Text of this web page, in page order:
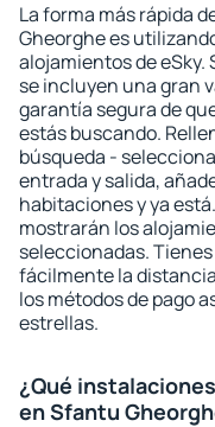
La forma más rápida
Gheorghe es
alojamientos de eSky.
se incluyen una gran
garantía segura de
estás buscando.
búsqueda -
entrada y salida,
habitaciones y ya
mostrarán los
seleccionadas.
fácilmente la
los métodos de pago
estrellas.
¿Qué
en Sfantu